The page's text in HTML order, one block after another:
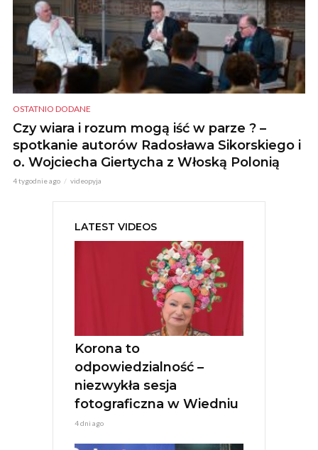
OSTATNIO DODANE
Czy wiara i rozum mogą iść w parze ? –
spotkanie autorów Radosława Sikorskiego i
o. Wojciecha Giertycha z Włoską Polonią
4 tygodnie ago videopyja
LATEST VIDEOS
Korona to
odpowiedzialność –
niezwykła sesja
fotograficzna w Wiedniu
4 dni ago